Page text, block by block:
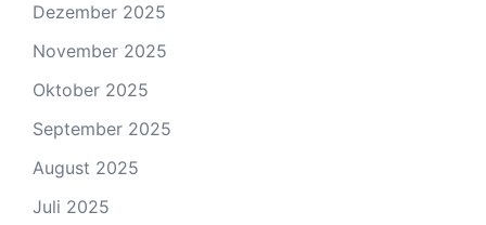
Dezember 2025
November 2025
Oktober 2025
September 2025
August 2025
Juli 2025